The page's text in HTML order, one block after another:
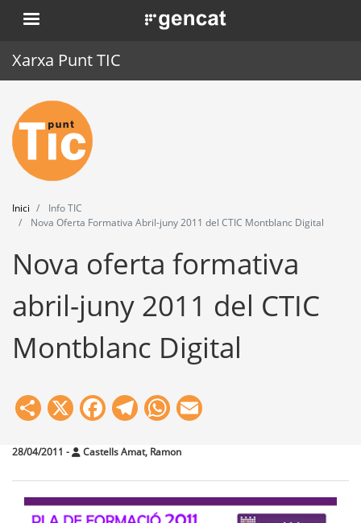
Vés
al
. Obre en una nova finestra.
Xarxa Punt TIC
Inici
Punt TIC
Actualitat
Agenda
Formació
Eines
Inici
Info TIC
Nova Oferta Formativa Abril-juny 2011 del CTIC Montblanc Digital
Nova oferta formativa
abril-juny 2011 del CTIC
Montblanc Digital
Share
X Facebook
Telegram
WhatsApp
28/04/2011 - Castells Amat, Ramon